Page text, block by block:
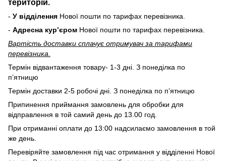
територій.
- У відділення Нової пошти по тарифах перевізника.
- Адресна курʼєром Нової пошти по тарифах перевізника.
Вартість доставки cплачує отримувач за тарифами
перевізника.
Термін відвантаження товару- 1-3 дні. З понеділка по
пʼятницю
Термін доставки 2-5 робочі дні. З понеділка по пʼятницю
Припинення приймання замовлень для обробки для
відправлення в той самий день до 13.00 год.
При отриманні оплати до 13:00 надсилаємо замовлення в той
же день.
Перевіряйте замовлення під час отримання у відділенні Нової